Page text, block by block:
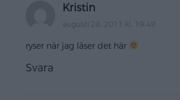
Kristin
augusti 28, 2011 kl. 19:49
ryser när jag läser det här
Svara